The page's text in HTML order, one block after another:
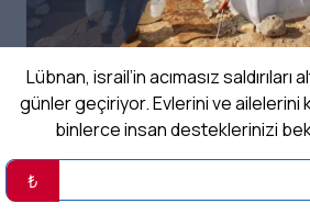
Lübnan, israil’in acımasız saldırıları
günler geçiriyor. Evlerini ve ailelerini
binlerce insan desteklerinizi
₺